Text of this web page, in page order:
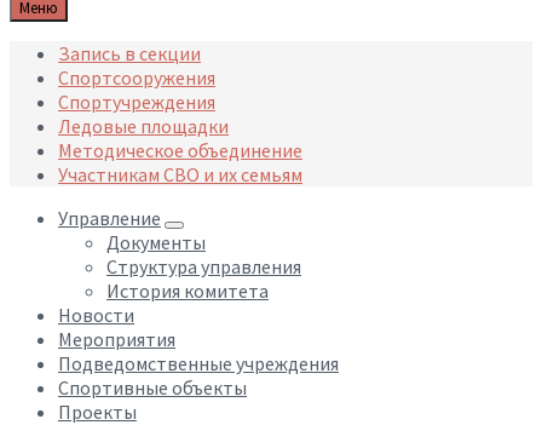
Меню
Запись в секции
Спортсооружения
Спортучреждения
Ледовые площадки
Методическое объединение
Участникам СВО и их семьям
Управление
Документы
Структура управления
История комитета
Новости
Мероприятия
Подведомственные учреждения
Спортивные объекты
Проекты